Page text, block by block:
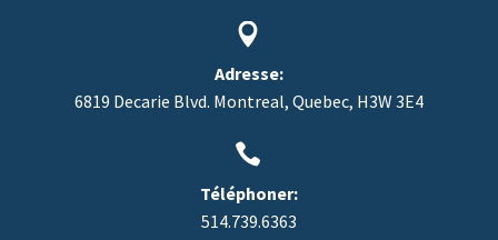


Adresse:
6819 Decarie Blvd. Montreal, Quebec, H3W 3E4


Téléphoner:
514.739.6363